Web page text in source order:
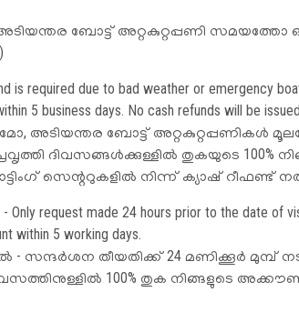
ബോട്ട് അറ്റകുറ്റപ്പണി സമയത്തോ
is required due to bad weather or emergency
5 business days. No cash refunds will be
അടിയന്തര ബോട്ട് അറ്റകുറ്റപ്പണികൾ
ദിവസങ്ങൾക്കുള്ളിൽ തുകയുടെ 100%
സെന്ററുകളിൽ നിന്ന് ക്യാഷ് റീഫണ്ട്
Only request made 24 hours prior to the date of
within 5 working days.
- സന്ദർശന തീയതിക്ക് 24 മണിക്കൂർ മുമ്പ്
100% തുക നിങ്ങളുടെ
Other Links
Disclaimer